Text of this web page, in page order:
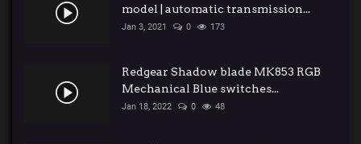
model | automatic transmission...
Jan 3, 2021 0 173
Redgear Shadow blade MK853 RGB
Mechanical Blue switches...
Jan 18, 2022 0 48